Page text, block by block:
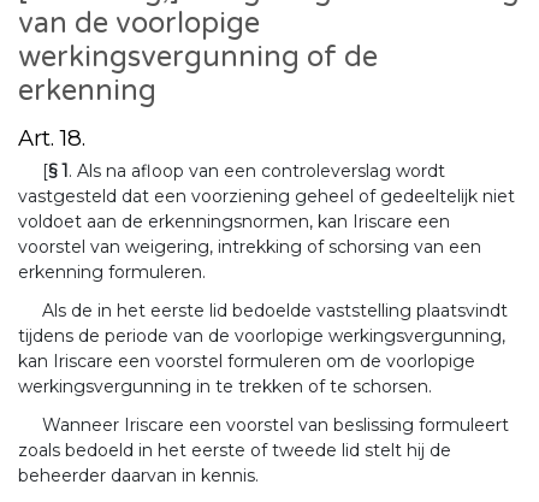
van de voorlopige
werkingsvergunning of de
erkenning
Art. 18.
[§ 1. Als na afloop van een controleverslag wordt
vastgesteld dat een voorziening geheel of gedeeltelijk niet
voldoet aan de erkenningsnormen, kan Iriscare een
voorstel van weigering, intrekking of schorsing van een
erkenning formuleren.
Als de in het eerste lid bedoelde vaststelling plaatsvindt
tijdens de periode van de voorlopige werkingsvergunning,
kan Iriscare een voorstel formuleren om de voorlopige
werkingsvergunning in te trekken of te schorsen.
Wanneer Iriscare een voorstel van beslissing formuleert
zoals bedoeld in het eerste of tweede lid stelt hij de
beheerder daarvan in kennis.